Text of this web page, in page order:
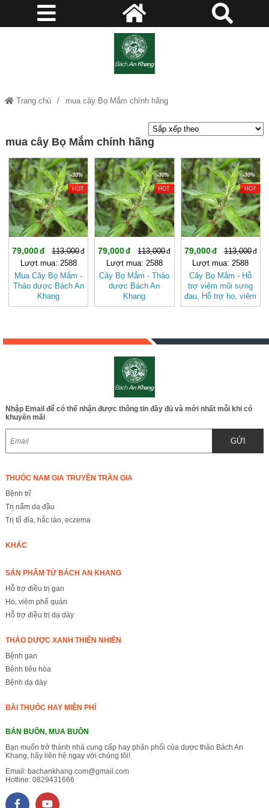
Trang chủ mua cây Bọ Mắm chính hãng
mua cây Bọ Mắm chính hãng
-30%
HOT
79,000
113,000
Lượt mua: 2588
Mua Cây Bọ Mắm -
Thảo dược Bách An
Khang
-30%
HOT
79,000
113,000
Lượt mua: 2588
Cây Bọ Mắm - Thảo
dược Bách An
Khang
-30%
HOT
79,000
113,000
Lượt mua: 2588
Cây Bọ Mắm - Hỗ
trợ viêm mũi sưng
đau, Hỗ trợ ho, viêm
đau họng
Nhập Email để có thể nhận được thông tin đầy đủ và mới nhất mỗi khi có
khuyến mãi
GỬI
THUỐC NAM GIA TRUYỀN TRẦN GIA
Bệnh trĩ
Trị nấm da đầu
Trị tổ đỉa, hắc lào, eczema
KHÁC
SẢN PHẨM TỪ BÁCH AN KHANG
Hỗ trợ điều trị gan
Ho, viêm phế quản
Hỗ trợ điều trị dạ dày
THẢO DƯỢC XANH THIÊN NHIÊN
Bệnh gan
Bệnh tiêu hóa
Bệnh dạ dày
BÀI THUỐC HAY MIỄN PHÍ
BÁN BUÔN, MUA BUÔN
Bạn muốn trở thành nhà cung cấp hay phân phối của dược thảo Bách An
Khang, hãy liên hệ ngay với chúng tôi!
Email: bachankhang.com@gmail.com
Hotline: 0829431666